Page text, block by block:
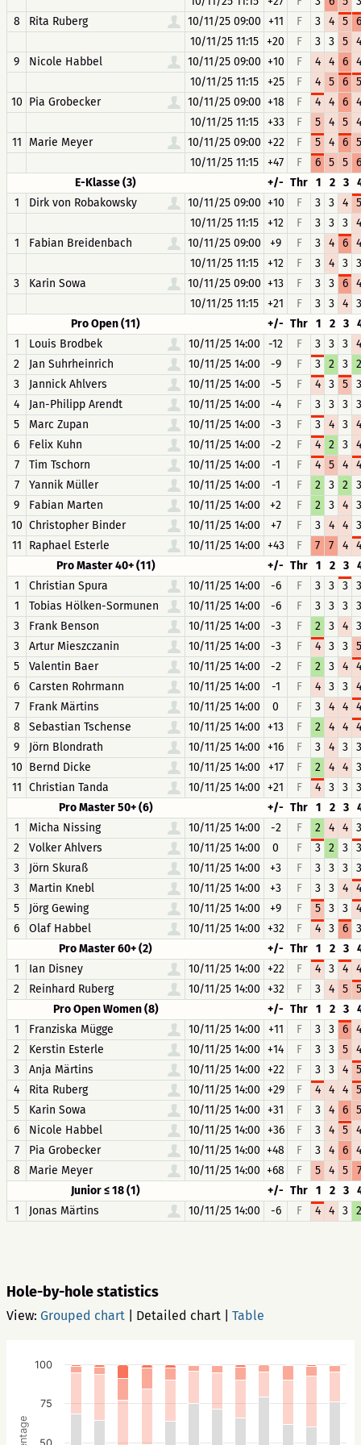
8
Rita Ruberg 10/11/25 09:00 +11 F 3 4 5
6
10/11/25 11:15 +20 F 3 3 5
4
9
Nicole Habbel 10/11/25 09:00 +10 F 4 4 6
4
10/11/25 11:15
+25 F 4 5 6
5
10 Pia Grobecker 10/11/25 09:00 +18 F 4 4 6
4
10/11/25 11:15
+33 F 5 4 5
4
11
Marie Meyer 10/11/25 09:00 +22 F 5 4 6
5
10/11/25 11:15
+47 F 6 5 5
6
E-Klasse (3)
+/- Thr 1 2 3
1
Dirk von Robakowsky 10/11/25 09:00 +10 F 3 3 4
5
10/11/25 11:15
+12 F 3 3 3
4
1
Fabian Breidenbach 10/11/25 09:00 +9 F 3 4 6
4
10/11/25 11:15
+12 F 3 4 3
3
3
Karin Sowa 10/11/25 09:00 +13 F 3 3 6
4
10/11/25 11:15
+21 F 3 3 4
3
Pro Open (11)
+/- Thr 1 2 3
1
Louis Brodbek 10/11/25 14:00 -12 F 3 3 3
4
2
Jan Suhrheinrich 10/11/25 14:00 -9 F 3 2 3
2
3
Jannick Ahlvers 10/11/25 14:00 -5 F 4 3 5
3
4
Jan-Philipp Arendt 10/11/25 14:00 -4 F 3 3 3
3
5
Marc Zupan 10/11/25 14:00 -3 F 3 4 3
4
6
Felix Kuhn 10/11/25 14:00 -2 F 4 2 3
4
7
Tim Tschorn 10/11/25 14:00 -1 F 4 5 4
4
7
Yannik Müller 10/11/25 14:00 -1 F 2 3 2
3
9
Fabian Marten 10/11/25 14:00 +2 F 2 3 4
3
10 Christopher Binder 10/11/25 14:00 +7 F 3 4 4
3
11
Raphael Esterle 10/11/25 14:00 +43 F 7 7 4
4
Pro Master 40+ (11)
+/- Thr 1 2 3
1
Christian Spura 10/11/25 14:00 -6 F 3 3 3
3
1
Tobias Hölken-Sormunen 10/11/25 14:00 -6 F 3 3 3
3
3
Frank Benson 10/11/25 14:00 -3 F 2 3 4
3
3
Artur Mieszczanin 10/11/25 14:00 -3 F 4 3 3
5
5
Valentin Baer 10/11/25 14:00 -2 F 2 3 4
4
6
Carsten Rohrmann 10/11/25 14:00 -1 F 4 3 3
4
7
Frank Märtins 10/11/25 14:00 0 F 3 4 4
4
8
Sebastian Tschense 10/11/25 14:00 +13 F 2 4 4
4
9
Jörn Blondrath 10/11/25 14:00 +16 F 3 4 3
3
10 Bernd Dicke 10/11/25 14:00 +17 F 2 4 4
3
11 Christian Tanda 10/11/25 14:00 +21 F 4 3 3
3
Pro Master 50+ (6)
+/- Thr 1 2 3
1
Micha Nissing 10/11/25 14:00 -2 F 2 4 4
3
2
Volker Ahlvers 10/11/25 14:00 0 F 3 2 3
3
3
Jörn Skuraß 10/11/25 14:00 +3 F 3 3 3
3
3
Martin Knebl 10/11/25 14:00 +3 F 3 3 4
4
5
Jörg Gewing 10/11/25 14:00 +9 F 5 3 3
4
6
Olaf Habbel 10/11/25 14:00 +32 F 4 3 6
3
Pro Master 60+ (2)
+/- Thr 1 2 3
1
Ian Disney 10/11/25 14:00 +22 F 4 3 4
4
2
Reinhard Ruberg 10/11/25 14:00 +32 F 3 4 5
5
Pro Open Women (8)
+/- Thr 1 2 3
1
Franziska Mügge 10/11/25 14:00 +11 F 3 3 6
4
2
Kerstin Esterle 10/11/25 14:00 +14 F 3 3 5
4
3
Anja Märtins 10/11/25 14:00 +22 F 3 3 4
5
4
Rita Ruberg 10/11/25 14:00 +29 F 4 4 4
5
5
Karin Sowa 10/11/25 14:00 +31 F 3 4 6
5
6
Nicole Habbel 10/11/25 14:00 +36 F 3 4 5
4
7
Pia Grobecker 10/11/25 14:00 +48 F 3 4 6
4
8
Marie Meyer 10/11/25 14:00 +68 F 5 4 5
7
Junior ≤ 18 (1)
+/- Thr 1 2 3
1
Jonas Märtins 10/11/25 14:00 -6 F 4 4 3 2
Hole-by-hole statistics
View: Grouped chart Detailed chart Table
75
100